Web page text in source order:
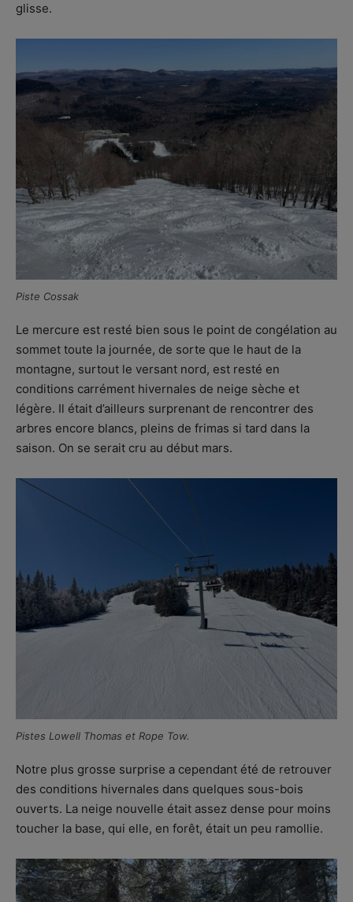
glisse.
Piste Cossak
Le mercure est resté bien sous le point de congélation au
sommet toute la journée, de sorte que le haut de la
montagne, surtout le versant nord, est resté en
conditions carrément hivernales de neige sèche et
légère. Il était d’ailleurs surprenant de rencontrer des
arbres encore blancs, pleins de frimas si tard dans la
saison. On se serait cru au début mars.
Pistes Lowell Thomas et Rope Tow.
Notre plus grosse surprise a cependant été de retrouver
des conditions hivernales dans quelques sous-bois
ouverts. La neige nouvelle était assez dense pour moins
toucher la base, qui elle, en forêt, était un peu ramollie.